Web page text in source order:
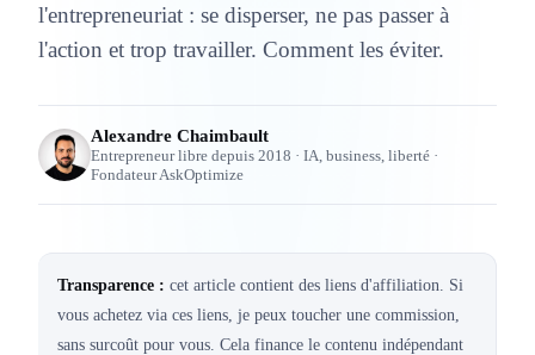
l'entrepreneuriat : se disperser, ne pas passer à
l'action et trop travailler. Comment les éviter.
Alexandre Chaimbault
Entrepreneur libre depuis 2018 · IA, business, liberté ·
Fondateur AskOptimize
Transparence : cet article contient des liens d'affiliation. Si
vous achetez via ces liens, je peux toucher une commission,
sans surcoût pour vous. Cela finance le contenu indépendant